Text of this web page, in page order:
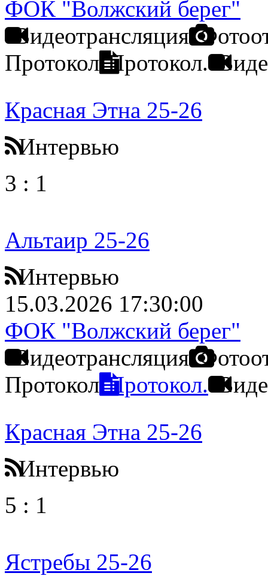
ФОК "Волжский берег"
Видеотрансляция
Протокол Протокол.
Красная Этна 25-26
Интервью
3 : 1
Альтаир 25-26
Интервью
15.03.2026 17:30:00
ФОК "Волжский берег"
Видеотрансляция
Протокол Протокол.
Красная Этна 25-26
Интервью
5 : 1
Ястребы 25-26